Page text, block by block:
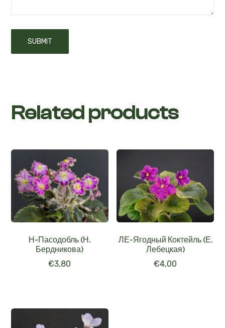
Related products
Н-Пасодобль (Н.
Бердникова)
€3,80
ЛЕ-Ягодный Коктейль (Е.
Лебецкая)
€4,00